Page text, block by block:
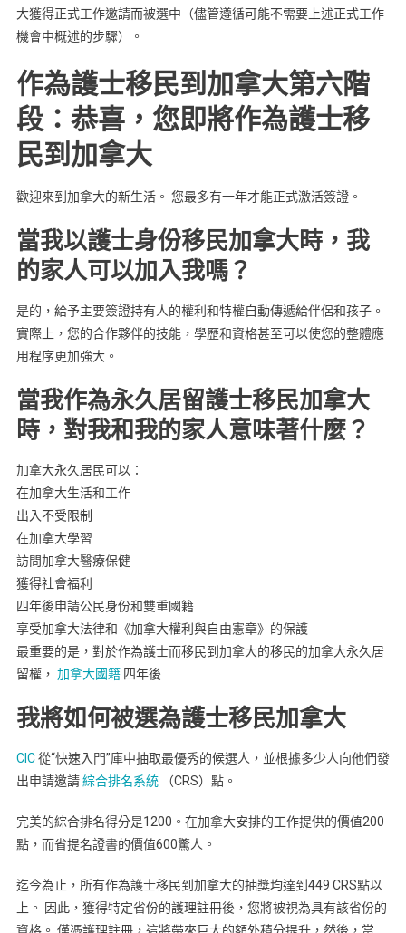
大獲得正式工作邀請而被選中（儘管遵循可能不需要上述正式工作
機會中概述的步驟）。
作為護士移民到加拿大第六階
段：恭喜，您即將作為護士移
民到加拿大
歡迎來到加拿大的新生活。 您最多有一年才能正式激活簽證。
當我以護士身份移民加拿大時，我
的家人可以加入我嗎？
是的，給予主要簽證持有人的權利和特權自動傳遞給伴侶和孩子。
實際上，您的合作夥伴的技能，學歷和資格甚至可以使您的整體應
用程序更加強大。
當我作為永久居留護士移民加拿大
時，對我和我的家人意味著什麼？
加拿大永久居民可以：
在加拿大生活和工作
出入不受限制
在加拿大學習
訪問加拿大醫療保健
獲得社會福利
四年後申請公民身份和雙重國籍
享受加拿大法律和《加拿大權利與自由憲章》的保護
最重要的是，對於作為護士而移民到加拿大的移民的加拿大永久居
留權， 加拿大國籍四年後
我將如何被選為護士移民加拿大
CIC從“快速入門”庫中抽取最優秀的候選人，並根據多少人向他們發
出申請邀請綜合排名系統 （CRS）點。
完美的綜合排名得分是1200。在加拿大安排的工作提供的價值200
點，而省提名證書的價值600驚人。
迄今為止，所有作為護士移民到加拿大的抽獎均達到449 CRS點以
上。 因此，獲得特定省份的護理註冊後，您將被視為具有該省份的
資格。 僅憑護理註冊，這將帶來巨大的額外積分提升，然後，當